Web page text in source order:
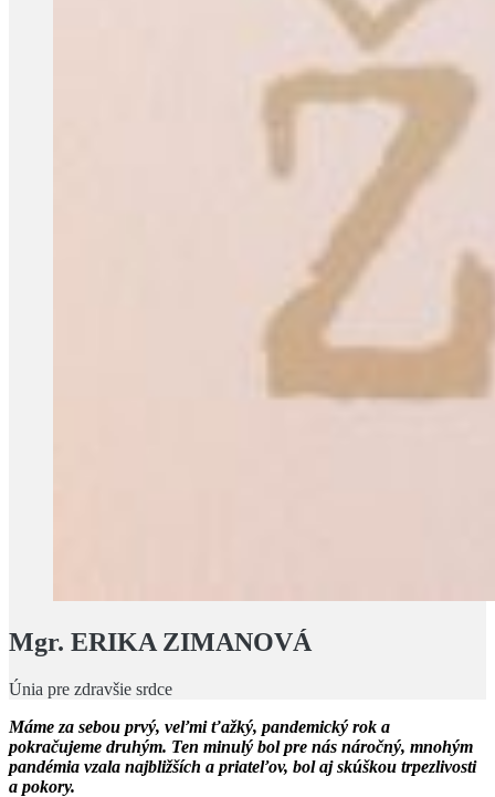
Mgr. ERIKA ZIMANOVÁ
Únia pre zdravšie srdce
Máme za sebou prvý, veľmi ťažký, pandemický rok a
pokračujeme druhým. Ten minulý bol pre nás náročný, mnohým
pandémia vzala najbližších a priateľov, bol aj skúškou trpezlivosti
a pokory.